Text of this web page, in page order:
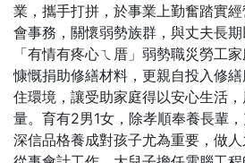
業，攜手打拼，於事業上勤奮踏實
會事務，關懷弱勢族群，與丈夫長
「有情有疼心ㄟ厝」弱勢職災勞工
慷慨捐助修繕材料，更親自投入修
住環境，讓受助家庭得以安心生活
量。育有2男1女，除孝順奉養長輩
深信品格養成對孩子尤為重要，做